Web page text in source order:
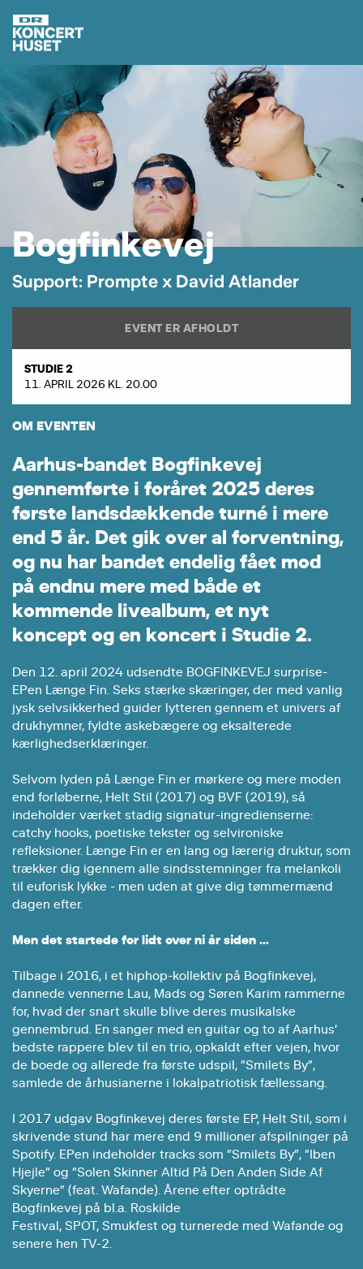
Bogfinkevej
Support: Prompte x David Atlander
EVENT ER AFHOLDT
STUDIE 2
11. APRIL 2026 KL. 20.00
OM EVENTEN
Aarhus-bandet Bogfinkevej
gennemførte i foråret 2025 deres
første landsdækkende turné i mere
end 5 år. Det gik over al forventning,
og nu har bandet endelig fået mod
på endnu mere med både et
kommende livealbum, et nyt
koncept og en koncert i Studie 2.
Den 12. april 2024 udsendte BOGFINKEVEJ surprise-
EPen Længe Fin. Seks stærke skæringer, der med vanlig
jysk selvsikkerhed guider lytteren gennem et univers af
drukhymner, fyldte askebægere og eksalterede
kærlighedserklæringer.
Selvom lyden på Længe Fin er mørkere og mere moden
end forløberne, Helt Stil (2017) og BVF (2019), så
indeholder værket stadig signatur-ingredienserne:
catchy hooks, poetiske tekster og selvironiske
refleksioner. Længe Fin er en lang og lærerig druktur, som
trækker dig igennem alle sindsstemninger fra melankoli
til euforisk lykke - men uden at give dig tømmermænd
dagen efter.
Men det startede for lidt over ni år siden ...
Tilbage i 2016, i et hiphop-kollektiv på Bogfinkevej,
dannede vennerne Lau, Mads og Søren Karim rammerne
for, hvad der snart skulle blive deres musikalske
gennembrud. En sanger med en guitar og to af Aarhus’
bedste rappere blev til en trio, opkaldt efter vejen, hvor
de boede og allerede fra første udspil, ”Smilets By”,
samlede de århusianerne i lokalpatriotisk fællessang.
I 2017 udgav Bogfinkevej deres første EP, Helt Stil, som i
skrivende stund har mere end 9 millioner afspilninger på
Spotify. EPen indeholder tracks som ”Smilets By”, ”Iben
Hjejle” og ”Solen Skinner Altid På Den Anden Side Af
Skyerne” (feat. Wafande). Årene efter optrådte
Bogfinkevej på bl.a. Roskilde
Festival, SPOT, Smukfest og turnerede med Wafande og
senere hen TV-2.